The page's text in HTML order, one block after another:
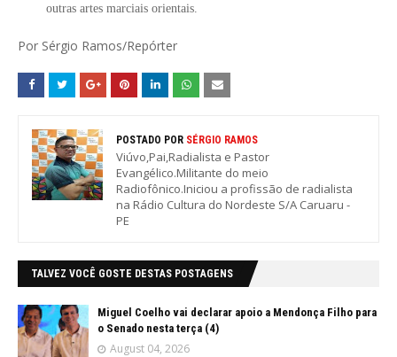
outras artes marciais orientais.
Por Sérgio Ramos/Repórter
POSTADO POR SÉRGIO RAMOS
Viúvo,Pai,Radialista e Pastor
Evangélico.Militante do meio
Radiofônico.Iniciou a profissão de radialista
na Rádio Cultura do Nordeste S/A Caruaru -
PE
TALVEZ VOCÊ GOSTE DESTAS POSTAGENS
Miguel Coelho vai declarar apoio a Mendonça Filho para
o Senado nesta terça (4)
August 04, 2026